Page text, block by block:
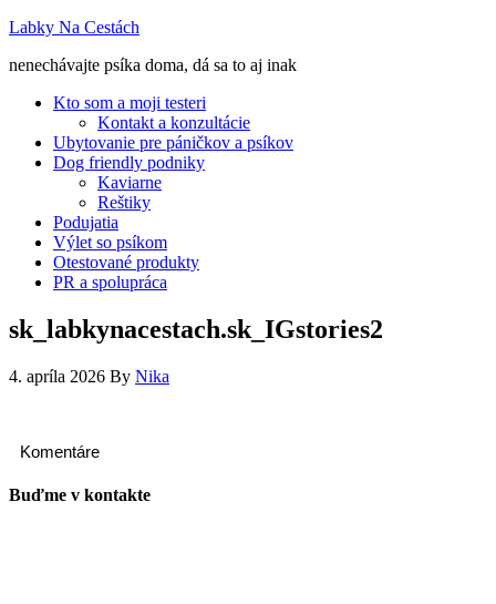
Labky Na Cestách
nenechávajte psíka doma, dá sa to aj inak
Kto som a moji testeri
Kontakt a konzultácie
Ubytovanie pre páničkov a psíkov
Dog friendly podniky
Kaviarne
Reštiky
Podujatia
Výlet so psíkom
Otestované produkty
PR a spolupráca
sk_labkynacestach.sk_IGstories2
4. apríla 2026 By Nika
Komentáre
Buďme v kontakte